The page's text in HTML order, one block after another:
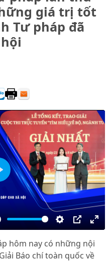
giá trị tốt
Tư pháp đã
Settings
PIP
hôm nay có những nội
Báo chí toàn quốc về